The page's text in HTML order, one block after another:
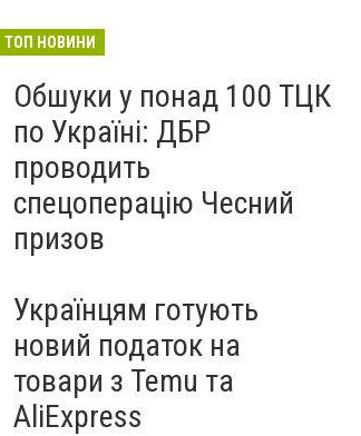
ТОП НОВИНИ
Обшуки у понад 100 ТЦК
по Україні: ДБР
проводить
спецоперацію Чесний
призов
Українцям готують
новий податок на
товари з Temu та
AliExpress